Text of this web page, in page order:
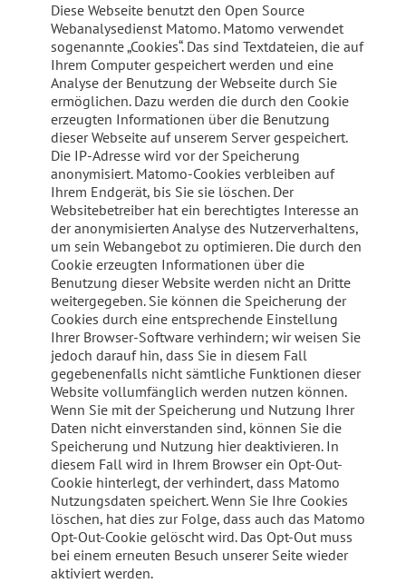
Diese Webseite benutzt den Open Source
Webanalysedienst Matomo. Matomo verwendet
sogenannte „Cookies“. Das sind Textdateien, die auf
Ihrem Computer gespeichert werden und eine
Analyse der Benutzung der Webseite durch Sie
ermöglichen. Dazu werden die durch den Cookie
erzeugten Informationen über die Benutzung
dieser Webseite auf unserem Server gespeichert.
Die IP-Adresse wird vor der Speicherung
anonymisiert. Matomo-Cookies verbleiben auf
Ihrem Endgerät, bis Sie sie löschen. Der
Websitebetreiber hat ein berechtigtes Interesse an
der anonymisierten Analyse des Nutzerverhaltens,
um sein Webangebot zu optimieren. Die durch den
Cookie erzeugten Informationen über die
Benutzung dieser Website werden nicht an Dritte
weitergegeben. Sie können die Speicherung der
Cookies durch eine entsprechende Einstellung
Ihrer Browser-Software verhindern; wir weisen Sie
jedoch darauf hin, dass Sie in diesem Fall
gegebenenfalls nicht sämtliche Funktionen dieser
Website vollumfänglich werden nutzen können.
Wenn Sie mit der Speicherung und Nutzung Ihrer
Daten nicht einverstanden sind, können Sie die
Speicherung und Nutzung hier deaktivieren. In
diesem Fall wird in Ihrem Browser ein Opt-Out-
Cookie hinterlegt, der verhindert, dass Matomo
Nutzungsdaten speichert. Wenn Sie Ihre Cookies
löschen, hat dies zur Folge, dass auch das Matomo
Opt-Out-Cookie gelöscht wird. Das Opt-Out muss
bei einem erneuten Besuch unserer Seite wieder
aktiviert werden.